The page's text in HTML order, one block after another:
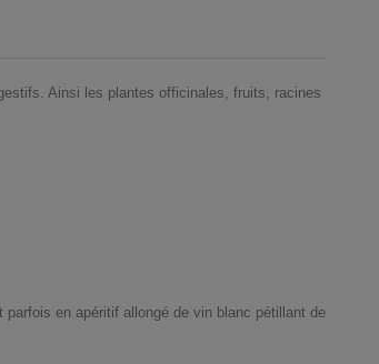
Ainsi les plantes officinales, fruits, racines
en apéritif allongé de vin blanc pétillant de